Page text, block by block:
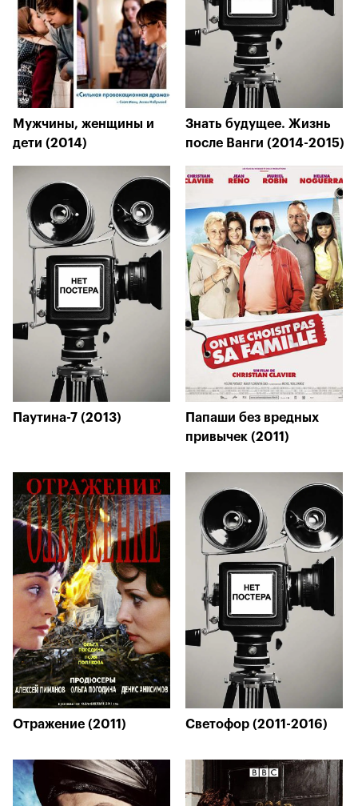
Мужчины, женщины и
дети (2014)
Знать будущее. Жизнь
после Ванги (2014-2015)
Паутина-7 (2013)
Папаши без вредных
привычек (2011)
Отражение (2011) Светофор (2011-2016)